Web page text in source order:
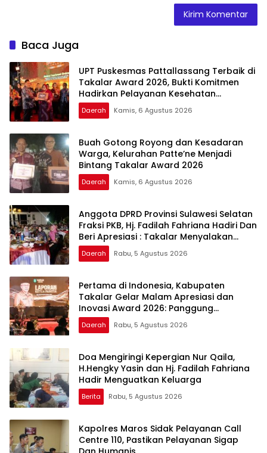
Baca Juga
UPT Puskesmas Pattallassang Terbaik di
Takalar Award 2026, Bukti Komitmen
Hadirkan Pelayanan Kesehatan
Berkualitas
Daerah Kamis, 6 Agustus 2026
Buah Gotong Royong dan Kesadaran
Warga, Kelurahan Patte’ne Menjadi
Bintang Takalar Award 2026
Daerah Kamis, 6 Agustus 2026
Anggota DPRD Provinsi Sulawesi Selatan
Fraksi PKB, Hj. Fadilah Fahriana Hadiri Dan
Beri Apresiasi : Takalar Menyalakan
Lentera Pengabdian Melalui Malam
Apresiasi dan Inovasi Award 2026
Daerah Rabu, 5 Agustus 2026
Pertama di Indonesia, Kabupaten
Takalar Gelar Malam Apresiasi dan
Inovasi Award 2026: Panggung
Penghargaan bagi Pelayan Publik
Berprestasi
Daerah Rabu, 5 Agustus 2026
Doa Mengiringi Kepergian Nur Qaila,
H.Hengky Yasin dan Hj. Fadilah Fahriana
Hadir Menguatkan Keluarga
Berita Rabu, 5 Agustus 2026
Kapolres Maros Sidak Pelayanan Call
Centre 110, Pastikan Pelayanan Sigap